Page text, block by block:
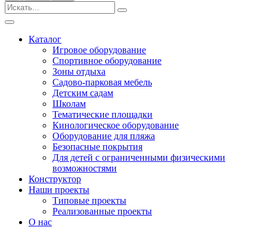
Безопасные покрытия
Игровые комплексы от 5 до 12 лет
Горки
Игровые элементы
Качели балансирные
Качалки на пружине
Качели
Песочницы
Песочные городки
Детские столики и скамьи
Домики-беседки
Теневые навесы и сцены
Развивающие игровые элементы
ПДД для детей
Спортивное оборудование
Кинологическое оборудование
Оборудование для пляжа
Каталог
Игровое оборудование
Спортивное оборудование
Зоны отдыха
Садово-парковая мебель
Детским садам
Школам
Тематические площадки
Кинологическое оборудование
Оборудование для пляжа
Безопасные покрытия
Для детей с ограниченными физическими
возможностями
Конструктор
Наши проекты
Типовые проекты
Реализованные проекты
О нас